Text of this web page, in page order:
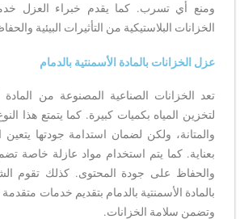
ومنع أي تسرب. كما يقدم خبراء العزل
الخزانات البلاستيكية من التأثيرات البيئية
عزل الخزانات بالمادة الأسمنتية بالدمام
تعد الخزانات الصناعية المصنوعة من المادة
لتخزين المياه بكميات كبيرة. كما يتمتع هذا
والمتانة، ولكن لضمان استدامة جودتها يتعين
بعناية. كما يتم استخدام مواد عازلة خاصة
والحفاظ على جودة المحتوى. كذلك تقوم
بالمادة الأسمنتية بالدمام بتقديم خدمات متقدمة
وتضمن سلامة الخزانات.